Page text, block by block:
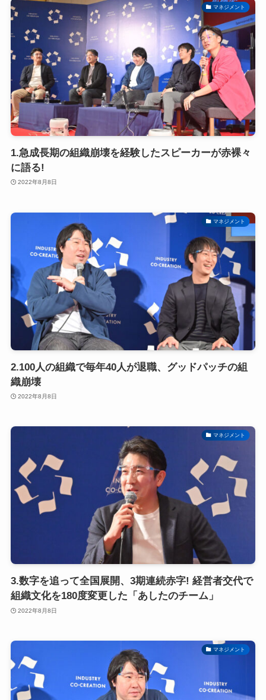
マネジメント
1.急成長期の組織崩壊を経験したスピーカーが赤裸々
に語る!
2022年8月8日
マネジメント
2.100人の組織で毎年40人が退職、グッドパッチの組
織崩壊
2022年8月8日
マネジメント
3.数字を追って全国展開、3期連続赤字! 経営者交代で
組織文化を180度変更した「あしたのチーム」
2022年8月8日
マネジメント